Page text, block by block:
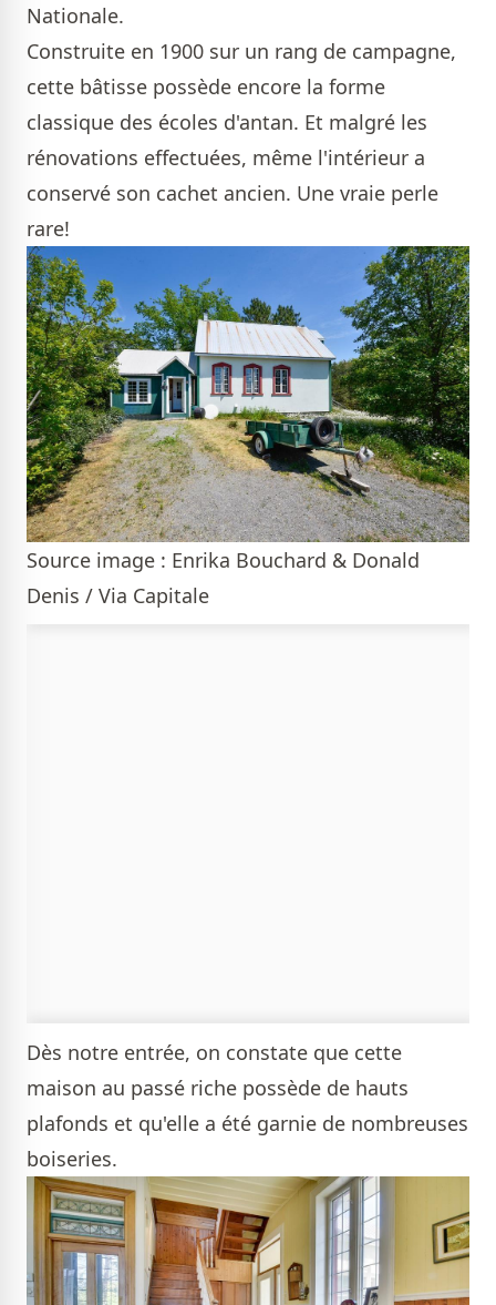
Nationale.
Construite en 1900 sur un rang de campagne,
cette bâtisse possède encore la forme
classique des écoles d'antan. Et malgré les
rénovations effectuées, même l'intérieur a
conservé son cachet ancien. Une vraie perle
rare!
Source image : Enrika Bouchard & Donald
Denis / Via Capitale
Dès notre entrée, on constate que cette
maison au passé riche possède de hauts
plafonds et qu'elle a été garnie de nombreuses
boiseries.